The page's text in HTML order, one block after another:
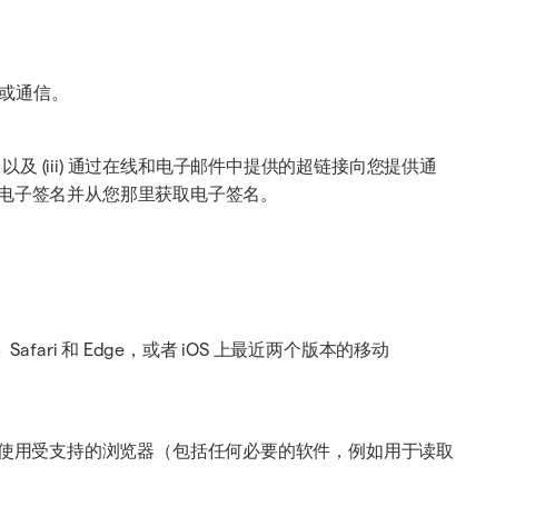
通信。
及 (iii) 通过在线和电子邮件中提供的超链接向您提供通
签名并从您那里获取电子签名。
和 Edge，或者 iOS 上最近两个版本的移动
受支持的浏览器（包括任何必要的软件，例如用于读取